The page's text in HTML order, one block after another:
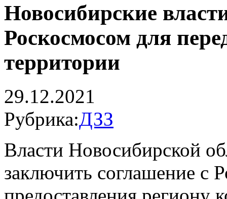
Новосибирские
Роскосмосом для
территории
29.12.2021
Рубрика:ДЗЗ
Власти Новосибирской
заключить соглашение с